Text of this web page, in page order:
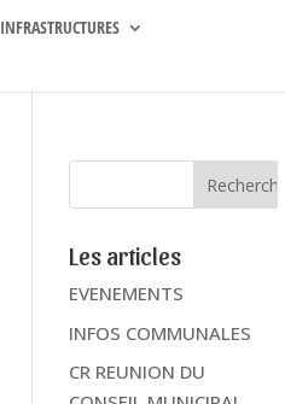
INFRASTRUCTURES
Les articles
EVENEMENTS
INFOS COMMUNALES
CR REUNION DU